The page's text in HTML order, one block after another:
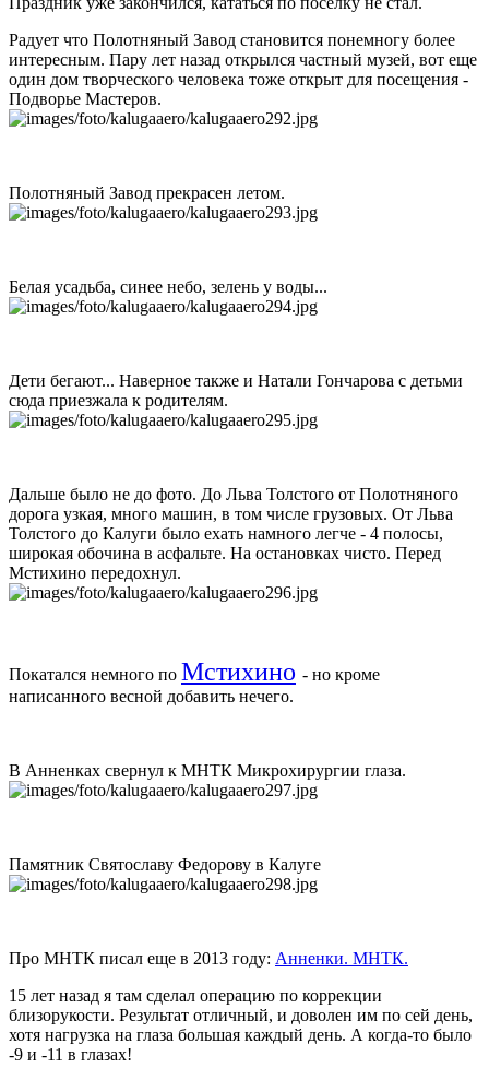
Радует что Полотняный Завод становится понемногу более
интересным. Пару лет назад открылся частный музей, вот еще
один дом творческого человека тоже открыт для посещения -
Подворье Мастеров.
Полотняный Завод прекрасен летом.
Белая усадьба, синее небо, зелень у воды...
Дети бегают... Наверное также и Натали Гончарова с детьми
сюда приезжала к родителям.
Дальше было не до фото. До Льва Толстого от Полотняного
дорога узкая, много машин, в том числе грузовых. От Льва
Толстого до Калуги было ехать намного легче - 4 полосы,
широкая обочина в асфальте. На остановках чисто. Перед
Мстихино передохнул.
Покатался немного по Мстихино - но кроме
написанного весной добавить нечего.
В Анненках свернул к МНТК Микрохирургии глаза.
Памятник Святославу Федорову в Калуге
Про МНТК писал еще в 2013 году: Анненки. МНТК.
15 лет назад я там сделал операцию по коррекции
близорукости. Результат отличный, и доволен им по сей день,
хотя нагрузка на глаза большая каждый день. А когда-то было
-9 и -11 в глазах!